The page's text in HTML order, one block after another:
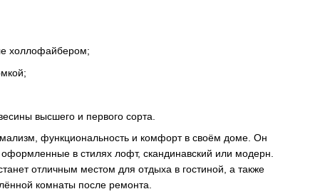
холлофайбером;
высшего и первого сорта.
функциональность и комфорт в своём доме. Он
в стилях лофт, скандинавский или модерн.
отличным местом для отдыха в гостиной, а также
комнаты после ремонта.